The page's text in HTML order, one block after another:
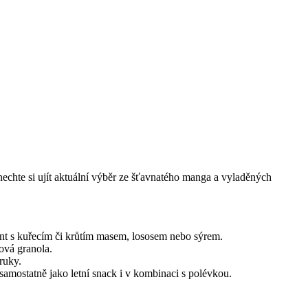
si ujít aktuální výběr ze šťavnatého manga a vyladěných
s kuřecím či krůtím masem, lososem nebo sýrem.
granola.
jako letní snack i v kombinaci s polévkou.